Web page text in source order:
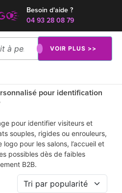
Besoin d'aide ?
04 93 28 08 79
VOIR PLUS >>
pour identification
pour identifier visiteurs et
souples, rigides ou enrouleurs,
pour les salons, l’accueil et
possibles dès de faibles
B2B.